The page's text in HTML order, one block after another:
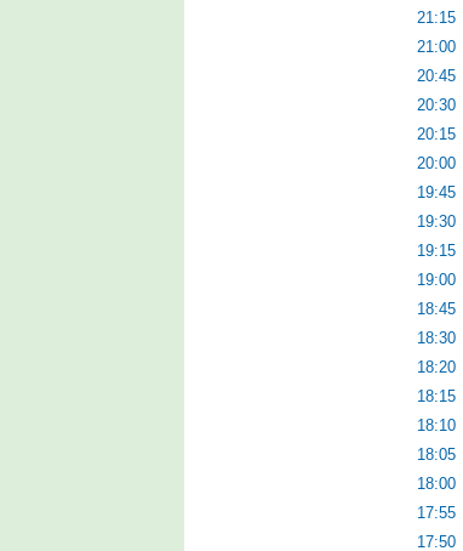
21:15
21:00
20:45
20:30
20:15
20:00
19:45
19:30
19:15
19:00
18:45
18:30
18:20
18:15
18:10
18:05
18:00
17:55
17:50